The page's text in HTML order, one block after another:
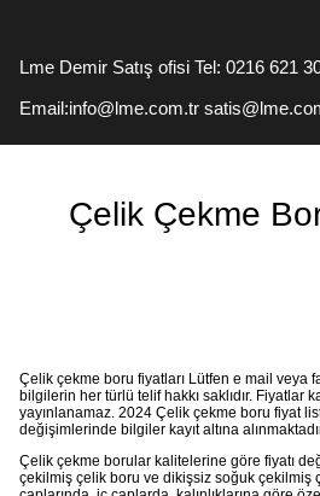
Lme Demir Satış ofisi Tel: 0216 621
Email:info@lme.com.tr
Çelik Çekme
Çelik çekme boru fiyatları Lütfen e mail veya
bilgilerin her türlü telif hakkı saklıdır. Fiyatlar
yayınlanamaz. 2024 Çelik çekme boru fiyat
değişimlerinde bilgiler kayıt altına
Çelik çekme borular kalitelerine göre fiyatı
çekilmiş çelik boru ve dikişsiz soğuk çekilmiş